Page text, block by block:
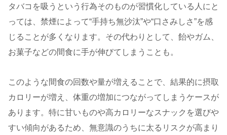
タバコを吸うという行為そのものが習慣化している人にと
っては、禁煙によって“手持ち無沙汰”や“口さみしさ”を感
じることが多くなります。その代わりとして、飴やガム、
お菓子などの間食に手が伸びてしまうことも。
このような間食の回数や量が増えることで、結果的に摂取
カロリーが増え、体重の増加につながってしまうケースが
あります。特に甘いものや高カロリーなスナックを選びや
すい傾向があるため、無意識のうちに太るリスクが高まり